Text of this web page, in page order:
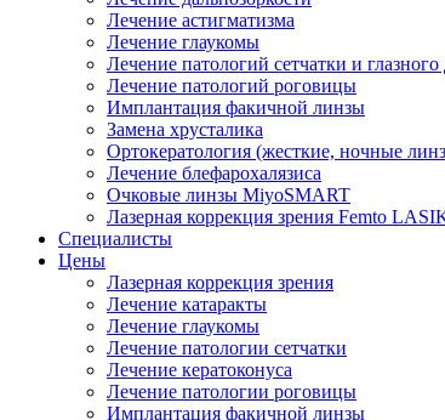
Лечение астигматизма
Лечение глаукомы
Лечение патологий сетчатки и глазного
Лечение патологий роговицы
Имплантация факичной линзы
Замена хрусталика
Ортокератология (жесткие, ночные
Лечение блефарохалязиса
Очковые линзы MiyoSMART
Лазерная коррекция зрения Femto
Специалисты
Цены
Лазерная коррекция зрения
Лечение катаракты
Лечение глаукомы
Лечение патологии сетчатки
Лечение кератоконуса
Лечение патологии роговицы
Имплантация факичной линзы